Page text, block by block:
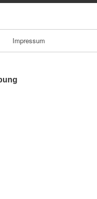
Impressum